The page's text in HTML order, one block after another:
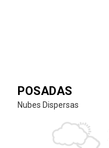
POSADAS
Nubes Dispersas